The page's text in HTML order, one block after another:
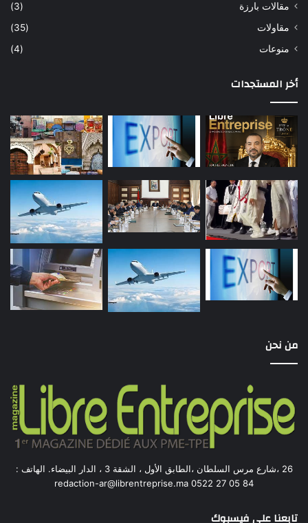
مقالات بارزة
(3)
مقاولات
(35)
منوعات
(4)
أخر المستجدات
من نحن
26 ،شارع مرس السلطان ،الطابق الأول ، الشقة 3 ، الدار البيضاء. الهاتف :
84 05 27 0522 redaction-ar@librentreprise.ma
تابعنا على فيسبوك